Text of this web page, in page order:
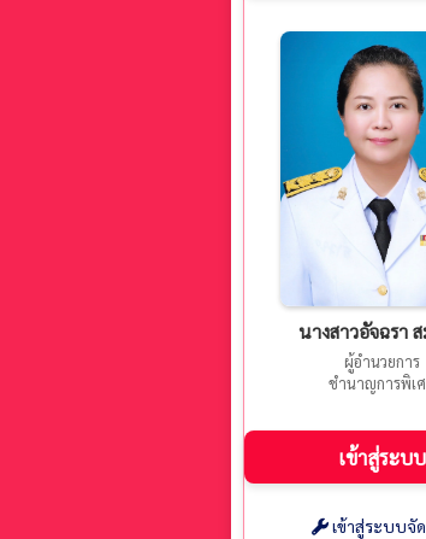
นางสาวอัจฉรา
ผู้อำนวยการ
ชำนาญการพิเ
เข้าสู่ระบบ
เข้าสู่ระบบจั